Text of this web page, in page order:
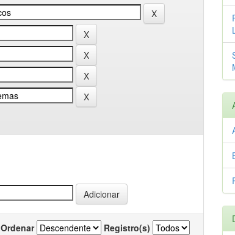
Ordenar Registro(s)